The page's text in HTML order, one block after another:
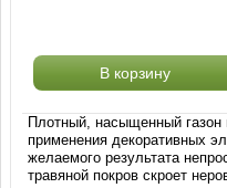
В корзину
Плотный, насыщенный газон
применения декоративных
желаемого результата
травяной покров скроет